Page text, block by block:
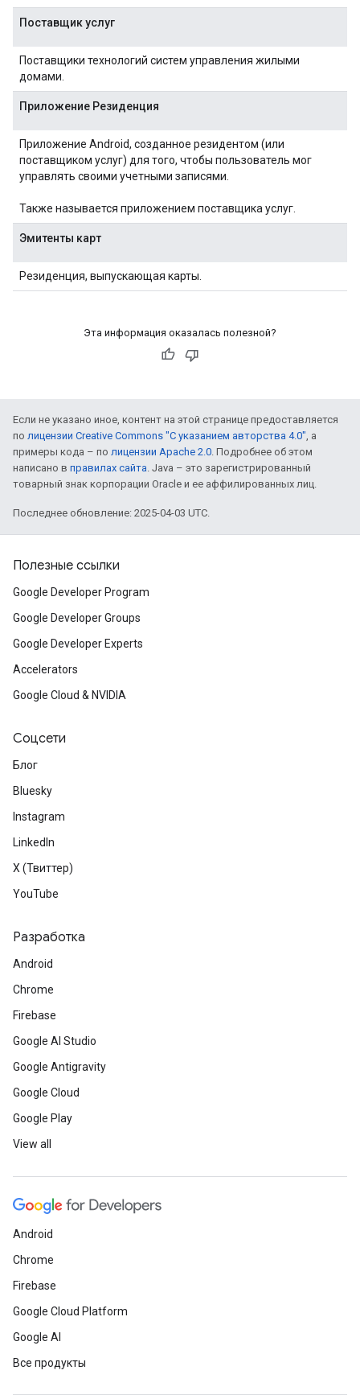
Поставщик услуг
Поставщики технологий систем управления жилыми
домами.
Приложение Резиденция
Приложение Android, созданное резидентом (или
поставщиком услуг) для того, чтобы пользователь мог
управлять своими учетными записями.
Также называется приложением поставщика услуг.
Эмитенты карт
Резиденция, выпускающая карты.
Эта информация оказалась полезной?
Если не указано иное, контент на этой странице предоставляется
по лицензии Creative Commons "С указанием авторства 4.0", а
примеры кода – по лицензии Apache 2.0. Подробнее об этом
написано в правилах сайта. Java – это зарегистрированный
товарный знак корпорации Oracle и ее аффилированных лиц.
Последнее обновление: 2025-04-03 UTC.
Полезные ссылки
Google Developer Program
Google Developer Groups
Google Developer Experts
Accelerators
Google Cloud & NVIDIA
Соцсети
Блог
Bluesky
Instagram
LinkedIn
X (Твиттер)
YouTube
Разработка
Android
Chrome
Firebase
Google AI Studio
Google Antigravity
Google Cloud
Google Play
View all
Android
Chrome
Firebase
Google Cloud Platform
Google AI
Все продукты